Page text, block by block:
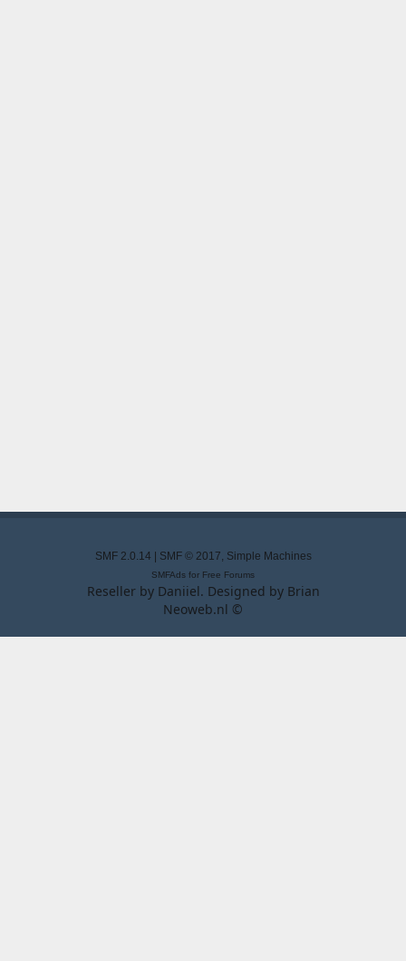
SMF 2.0.14 SMF © 2017, Simple Machines
SMFAds for Free Forums
Reseller by Daniiel. Designed by Brian
Neoweb.nl ©